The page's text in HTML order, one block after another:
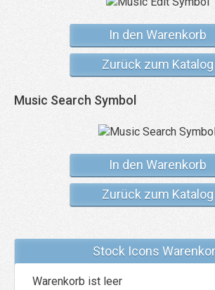
In den Warenkorb
Zurück zum Katalog
Music Search Symbol
In den Warenkorb
Zurück zum Katalog
Stock Icons
Warenkorb ist leer